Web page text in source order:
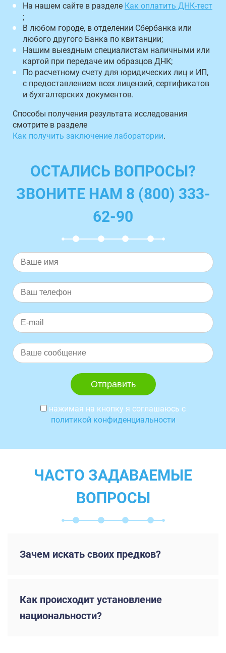
На нашем сайте в разделе Как оплатить ДНК-тест
;
В любом городе, в отделении Сбербанка или
любого другого Банка по квитанции;
Нашим выездным специалистам наличными или
картой при передаче им образцов ДНК;
По расчетному счету для юридических лиц и ИП,
с предоставлением всех лицензий, сертификатов
и бухгалтерских документов.
Способы получения результата исследования
смотрите в разделе
Как получить заключение лаборатории.
ОСТАЛИСЬ ВОПРОСЫ?
ЗВОНИТЕ НАМ 8 (800) 333-
62-90
нажимая на кнопку я соглашаюсь с
политикой конфиденциальности
ЧАСТО ЗАДАВАЕМЫЕ
ВОПРОСЫ
Зачем искать своих предков?
Как происходит установление
национальности?